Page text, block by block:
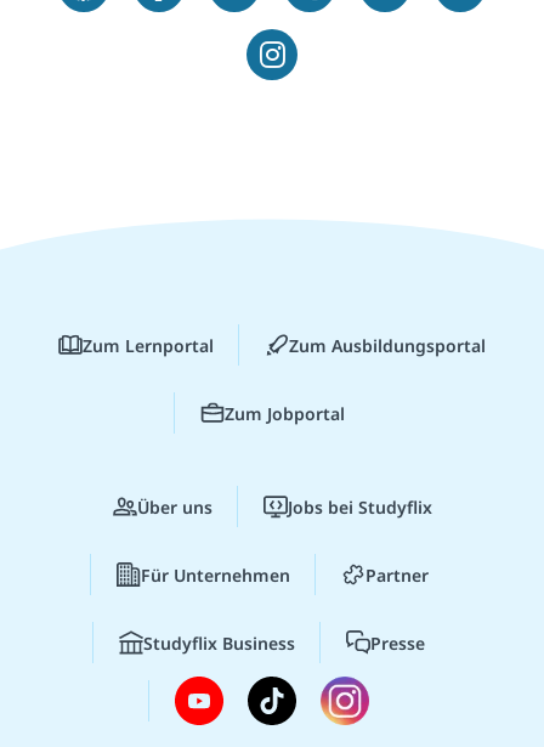
Zum Lernportal Zum Ausbildungsportal
Zum Jobportal
Über uns Jobs bei Studyflix
Für Unternehmen Partner
Studyflix Business Presse